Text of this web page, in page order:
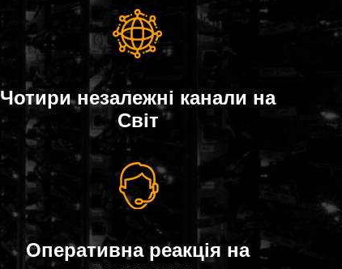
Чотири незалежні канали на
Світ
Оперативна реакція на